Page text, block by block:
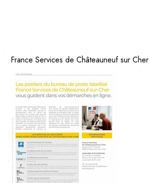
France Services de Châteauneuf sur Cher